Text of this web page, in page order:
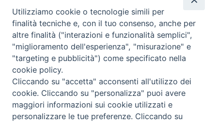
Chi siamo
Come abbonarsi
Contatti
Utilizziamo cookie o tecnologie simili per
finalità tecniche e, con il tuo consenso, anche per
altre finalità ("interazioni e funzionalità semplici",
"miglioramento dell'esperienza", "misurazione" e
"targeting e pubblicità") come specificato nella
cookie policy.
Cliccando su "accetta" acconsenti all'utilizzo dei
cookie. Cliccando su "personalizza" puoi avere
maggiori informazioni sui cookie utilizzati e
personalizzare le tue preferenze. Cliccando su